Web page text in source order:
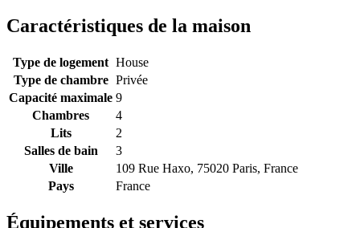
Caractéristiques de la maison
Type de logement House
Type de chambre Privée
Capacité maximale 9
Chambres
4
Lits
2
Salles de bain
3
Ville
109 Rue Haxo, 75020 Paris, France
Pays
France
Équipements et services